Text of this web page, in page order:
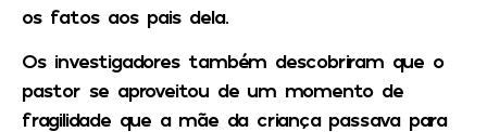
os fatos aos pais dela.
Os investigadores também descobriram que o
pastor se aproveitou de um momento de
fragilidade que a mãe da criança passava para